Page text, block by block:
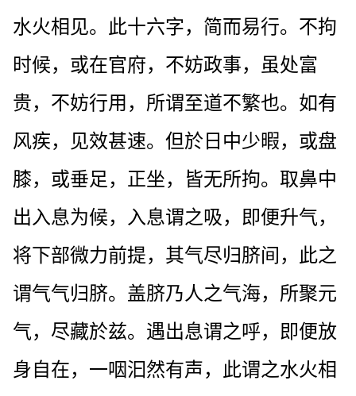
水火相见。此十六字，简而易行。不拘
时候，或在官府，不妨政事，虽处富
贵，不妨行用，所谓至道不繁也。如有
风疾，见效甚速。但於日中少暇，或盘
膝，或垂足，正坐，皆无所拘。取鼻中
出入息为候，入息谓之吸，即便升气，
将下部微力前提，其气尽归脐间，此之
谓气气归脐。盖脐乃人之气海，所聚元
气，尽藏於兹。遇出息谓之呼，即便放
身自在，一咽汩然有声，此谓之水火相